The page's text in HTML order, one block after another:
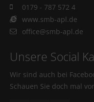
0179 - 787 572 4
www.smb-apl.de
office@smb-apl.de
Unsere Social
Wir sind auch bei
Schauen Sie doch mal